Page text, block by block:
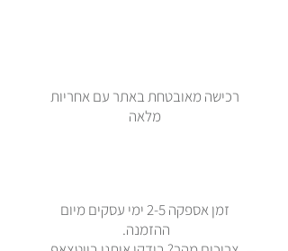
רכישה מאובטחת באתר עם אחריות
מלאה
זמן אספקה 2-5 ימי עסקים מיום
ההזמנה.